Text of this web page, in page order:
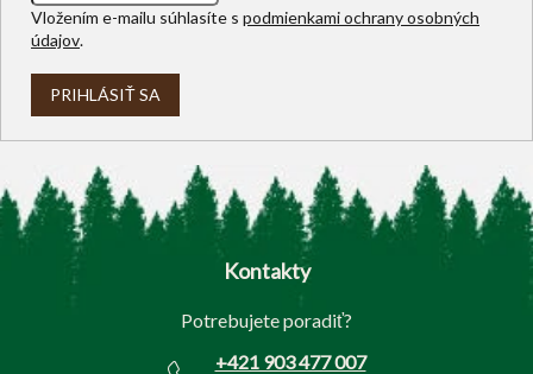
Vložením e-mailu súhlasíte s podmienkami ochrany osobných
údajov.
PRIHLÁSIŤ SA
Z
Kontakty
Potrebujete poradiť?
+421 903 477 007